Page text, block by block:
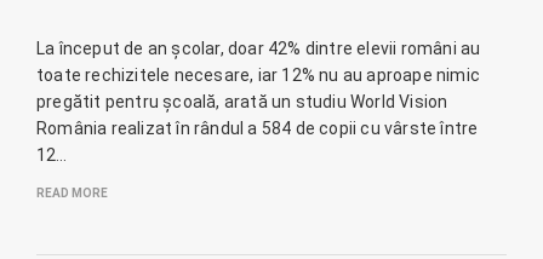
La început de an școlar, doar 42% dintre elevii români au
toate rechizitele necesare, iar 12% nu au aproape nimic
pregătit pentru școală, arată un studiu World Vision
România realizat în rândul a 584 de copii cu vârste între
12…
READ MORE